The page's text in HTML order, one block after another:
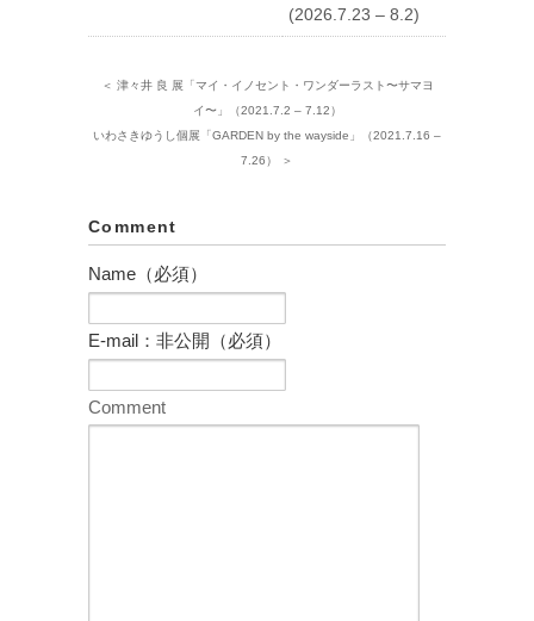
(2026.7.23 – 8.2)
＜ 津々井 良 展「マイ・イノセント・ワンダーラスト〜サマヨ
イ〜」（2021.7.2 – 7.12）
いわさきゆうし個展「GARDEN by the wayside」（2021.7.16 –
7.26） ＞
Comment
Name（必須）
E-mail：非公開（必須）
Comment